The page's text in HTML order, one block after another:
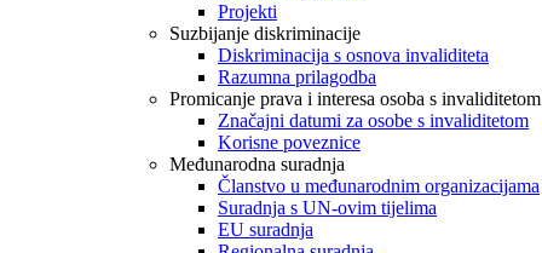
Projekti
Suzbijanje diskriminacije
Diskriminacija s osnova invaliditeta
Razumna prilagodba
Promicanje prava i interesa osoba s invaliditetom
Značajni datumi za osobe s invaliditetom
Korisne poveznice
Međunarodna suradnja
Članstvo u međunarodnim organizacijama
Suradnja s UN-ovim tijelima
EU suradnja